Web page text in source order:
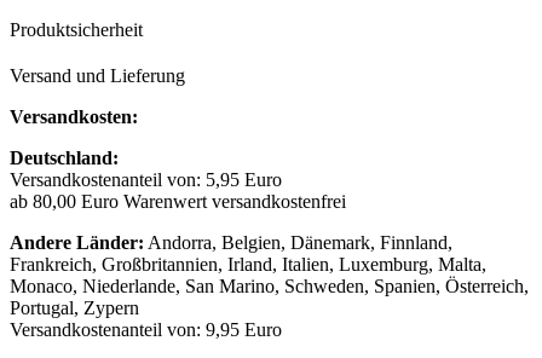
Produktsicherheit
Versand und Lieferung
Versandkosten:
Deutschland:
Versandkostenanteil von: 5,95 Euro
ab 80,00 Euro Warenwert versandkostenfrei
Andere Länder: Andorra, Belgien, Dänemark, Finnland,
Frankreich, Großbritannien, Irland, Italien, Luxemburg, Malta,
Monaco, Niederlande, San Marino, Schweden, Spanien, Österreich,
Portugal, Zypern
Versandkostenanteil von: 9,95 Euro